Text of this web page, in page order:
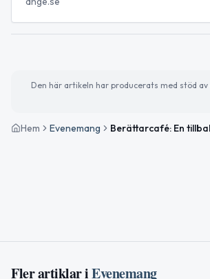
Den här artikeln har producerats med stöd
Hem Evenemang
Fler artiklar iEvenemang